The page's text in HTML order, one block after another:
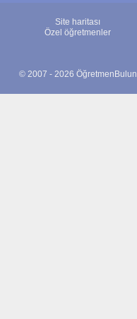
Site haritası
Özel öğretmenler
© 2007 - 2026 ÖğretmenBulun